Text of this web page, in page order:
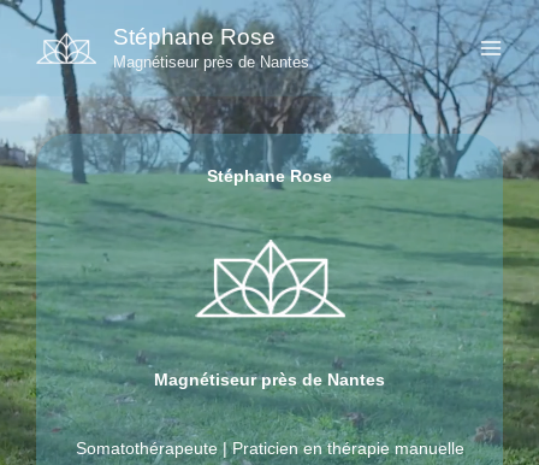
Aller
contenu
Stéphane Rose
Magnétiseur près de Nantes
Stéphane Rose
Magnétiseur près de Nantes
Somatothérapeute | Praticien en thérapie manuelle